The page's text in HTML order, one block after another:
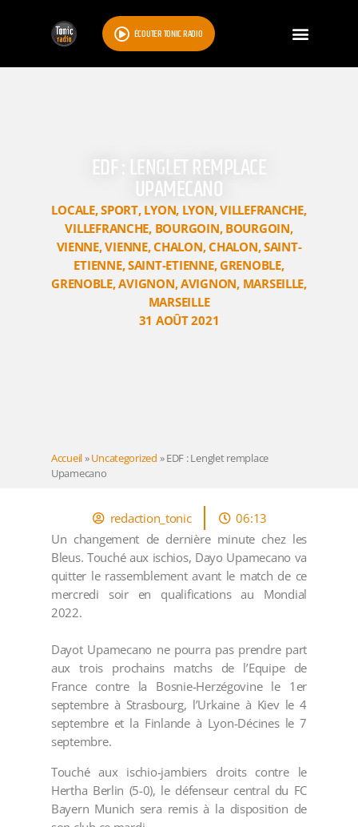
ÉCOUTER TONIC RADIO
EDF : LENGLET REMPLACE
UPAMECANO
LOCALE,SPORT, LYON, LYON,VILLEFRANCHE,
VILLEFRANCHE, BOURGOIN, BOURGOIN,
VIENNE,VIENNE,CHALON,CHALON,SAINT-
ETIENNE,SAINT-ETIENNE,GRENOBLE,
GRENOBLE,AVIGNON,AVIGNON, MARSEILLE,
MARSEILLE
31 AOÛT 2021
Accueil»Uncategorized »EDF : Lenglet remplace
Upamecano
redaction_tonic
06:13
Un changement de dernière minute chez les
Bleus. Touché aux ischios, Dayo Upamecano va
quitter le rassemblement avant le match de ce
mercredi soir en qualifications au Mondial
2022.
Dayot Upamecano ne pourra pas prendre part
aux trois prochains matchs de l’Equipe de
France contre la Bosnie-Herzégovine le 1er
septembre à Strasbourg, l’Urkaine à Kiev le 4
septembre et la Finlande à Lyon-Décines le 7
septembre.
Touché aux ischio-jambiers droits contre le
Hertha Berlin (5-0), le défenseur central du FC
Bayern Munich sera remis à la disposition de